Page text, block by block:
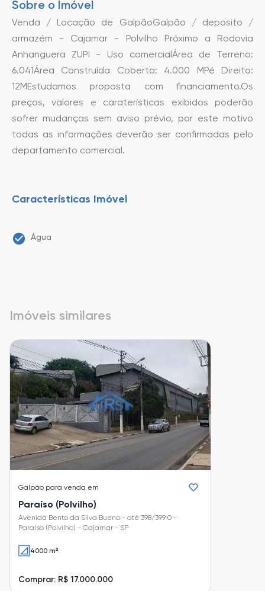
Sobre o Imóvel
Venda / Locação de GalpãoGalpão / deposito /
armazém - Cajamar - Polvilho Próximo a Rodovia
Anhanguera ZUPI - Uso comercialÁrea de Terreno:
6.041Área Construída Coberta: 4.000 MPé Direito:
12MEstudamos proposta com financiamento.Os
preços, valores e caraterísticas exibidos poderão
sofrer mudanças sem aviso prévio, por este motivo
todas as informações deverão ser confirmadas pelo
departamento comercial.
Características Imóvel
Água
Imóveis similares
Galpão para venda em
Paraíso (Polvilho)
Avenida Bento da Silva Bueno - até 398/399 0 -
Paraíso (Polvilho) - Cajamar - SP
4000 m²
Comprar: R$ 17.000.000